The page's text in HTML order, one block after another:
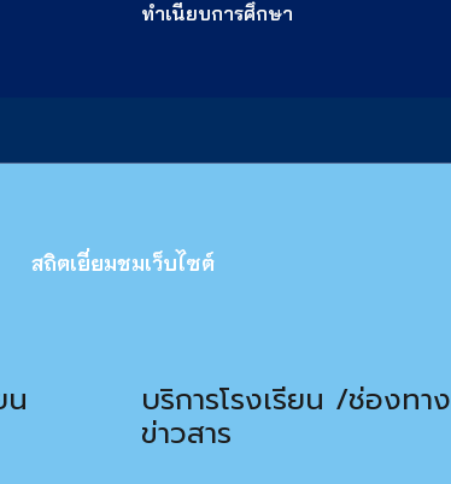
ทำเนียบการศึกษา
สถิตเยี่ยมชมเว็บไซต์
น
บริการโรงเรียน /ช่องทาง
ข่าวสาร